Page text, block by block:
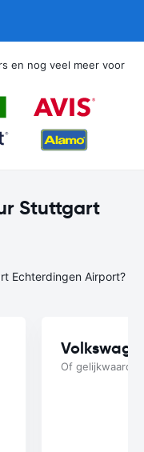
en nog veel meer voor
Stuttgart
Echterdingen Airport?
Of gelijkwaardig